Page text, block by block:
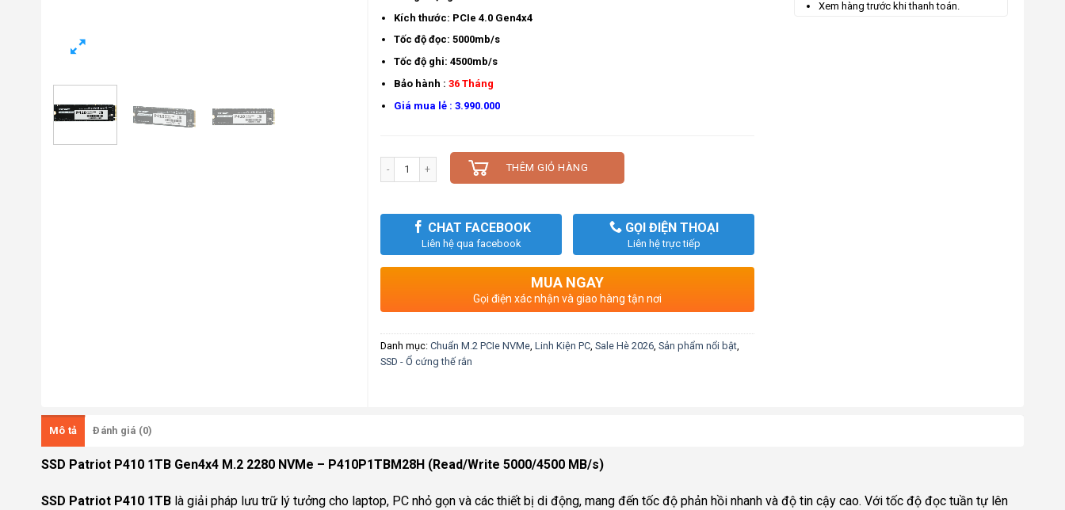
Kích thước: PCIe 4.0 Gen4x4
Tốc độ đọc: 5000mb/s
Tốc độ ghi: 4500mb/s
Bảo hành :36 Tháng
Giá mua lẻ : 3.990.000
Số lượng THÊM GIỎ HÀNG
CHAT FACEBOOK
Liên hệ qua facebook
GỌI ĐIỆN THOẠI
Liên hệ trực tiếp
MUA NGAY
Gọi điện xác nhận và giao hàng tận nơi
Danh mục:Chuẩn M.2 PCIe NVMe ,Linh Kiện PC ,Sale Hè 2026 ,Sản phẩm nổi bật
SSD - Ổ cứng thế rắn
Xem hàng trước khi thanh toán.
Mô tả Đánh giá (0)
SSD Patriot P410 1TB Gen4x4 M.2 2280 NVMe – P410P1TBM28H (Read/Write 5000/4500 MB/s)
SSD Patriot P410 1TB là giải pháp lưu trữ lý tưởng cho laptop, PC nhỏ gọn và các thiết bị di động, mang đến tốc độ phản hồi nhanh và độ tin cậy cao. Với tốc độ đọc tuần tự lên